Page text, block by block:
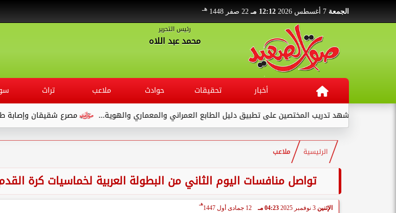
الجمعة 12:12 مـ 22 صفر 1448 هـ
رئيس التحرير
محمد عبد اللاه
أخبار تحقيقات حوادث ملاعب تراث
مصرع شقيقان وإصابة طفلين قنا يشهد تدريب المختصين على تطبيق دليل الطابع العمراني والمعماري والهوية...
الرئيسية ملاعب
تواصل منافسات اليوم الثاني من البطولة العربية لخماسيات كرة
الإثنين 3 نوفمبر 2025 04:23 مـ 12 جمادى أول 1447
هـ